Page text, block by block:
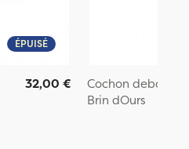
ÉPUISÉ
32,00 €
Cochon debout
Brin dOurs